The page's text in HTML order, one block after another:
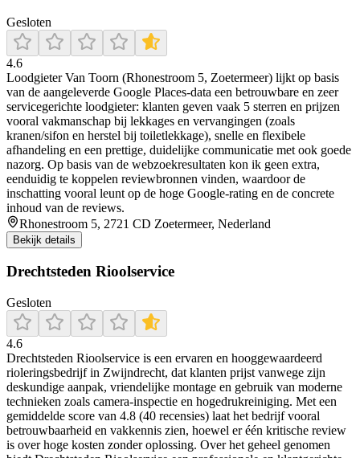
Gesloten
4.6
Loodgieter Van Toorn (Rhonestroom 5, Zoetermeer) lijkt op basis
van de aangeleverde Google Places-data een betrouwbare en zeer
servicegerichte loodgieter: klanten geven vaak 5 sterren en prijzen
vooral vakmanschap bij lekkages en vervangingen (zoals
kranen/sifon en herstel bij toiletlekkage), snelle en flexibele
afhandeling en een prettige, duidelijke communicatie met ook goede
nazorg. Op basis van de webzoekresultaten kon ik geen extra,
eenduidig te koppelen reviewbronnen vinden, waardoor de
inschatting vooral leunt op de hoge Google-rating en de concrete
inhoud van de reviews.
Rhonestroom 5, 2721 CD Zoetermeer, Nederland
Bekijk details
Drechtsteden Rioolservice
Gesloten
4.6
Drechtsteden Rioolservice is een ervaren en hooggewaardeerd
rioleringsbedrijf in Zwijndrecht, dat klanten prijst vanwege zijn
deskundige aanpak, vriendelijke montage en gebruik van moderne
technieken zoals camera-inspectie en hogedrukreiniging. Met een
gemiddelde score van 4.8 (40 recensies) laat het bedrijf vooral
betrouwbaarheid en vakkennis zien, hoewel er één kritische review
is over hoge kosten zonder oplossing. Over het geheel genomen